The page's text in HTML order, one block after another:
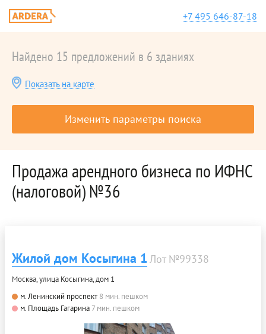
+7 495 646-87-18
Найдено 15 предложений в 6 зданиях
Показать на карте
Изменить параметры поиска
Продажа арендного бизнеса по ИФНС
(налоговой) №36
Жилой дом Косыгина 1 Лот №99338
Москва, улица Косыгина, дом 1
м. Ленинский проспект 8 мин. пешком
м. Площадь Гагарина 7 мин. пешком